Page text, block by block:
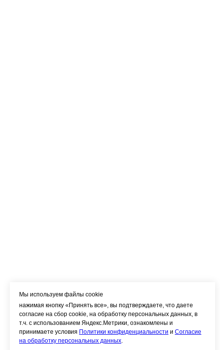
Мы используем файлы cookie
нажимая кнопку «Принять все», вы подтверждаете, что даете
согласие на сбор cookie, на обработку персональных данных, в
т.ч. с использованием Яндекс.Метрики, ознакомлены и
принимаете условия Политики конфиденциальности и Согласие
на обработку персональных данных